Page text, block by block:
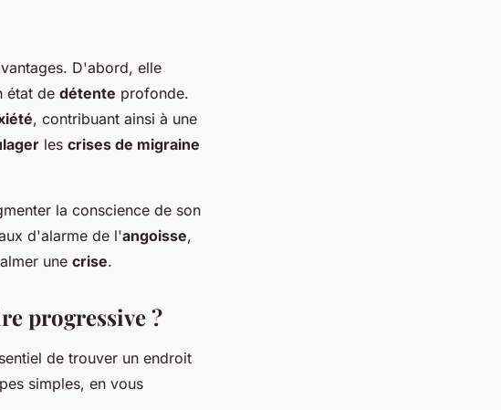
D'abord, elle
état de détente profonde.
, contribuant ainsi à une
les crises de migraine
la conscience de son
d'alarme de l'angoisse,
une crise.
progressive ?
de trouver un endroit
simples, en vous